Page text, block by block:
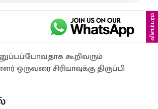
விளம்பரம்
கூறிவரும்
ஒருவரை சிரியாவுக்கு திருப்பி